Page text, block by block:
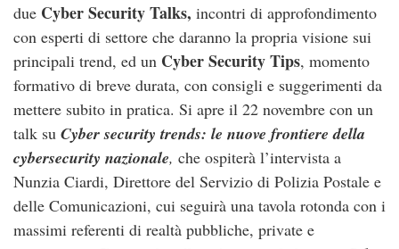
due Cyber Security Talks, incontri di approfondimento
con esperti di settore che daranno la propria visione sui
principali trend, ed un Cyber Security Tips, momento
formativo di breve durata, con consigli e suggerimenti da
mettere subito in pratica. Si apre il 22 novembre con un
talk su Cyber security trends: le nuove frontiere della
cybersecurity nazionale, che ospiterà l’intervista a
Nunzia Ciardi, Direttore del Servizio di Polizia Postale e
delle Comunicazioni, cui seguirà una tavola rotonda con i
massimi referenti di realtà pubbliche, private e